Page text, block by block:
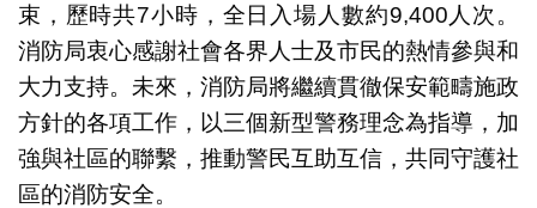
束，歷時共7小時，全日入場人數約9,400人次。
消防局衷心感謝社會各界人士及市民的熱情參與和
大力支持。未來，消防局將繼續貫徹保安範疇施政
方針的各項工作，以三個新型警務理念為指導，加
強與社區的聯繫，推動警民互助互信，共同守護社
區的消防安全。